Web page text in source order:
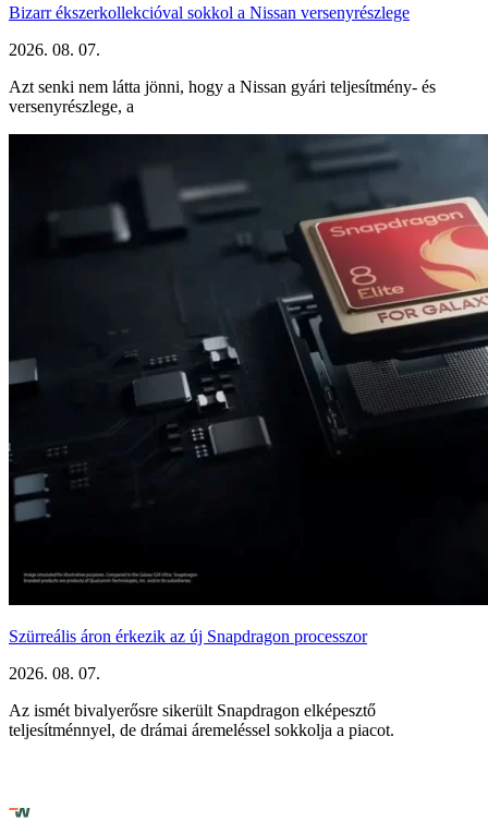
Bizarr ékszerkollekcióval sokkol a Nissan versenyrészlege
2026. 08. 07.
Azt senki nem látta jönni, hogy a Nissan gyári teljesítmény- és
versenyrészlege, a
Szürreális áron érkezik az új Snapdragon processzor
2026. 08. 07.
Az ismét bivalyerősre sikerült Snapdragon elképesztő
teljesítménnyel, de drámai áremeléssel sokkolja a piacot.